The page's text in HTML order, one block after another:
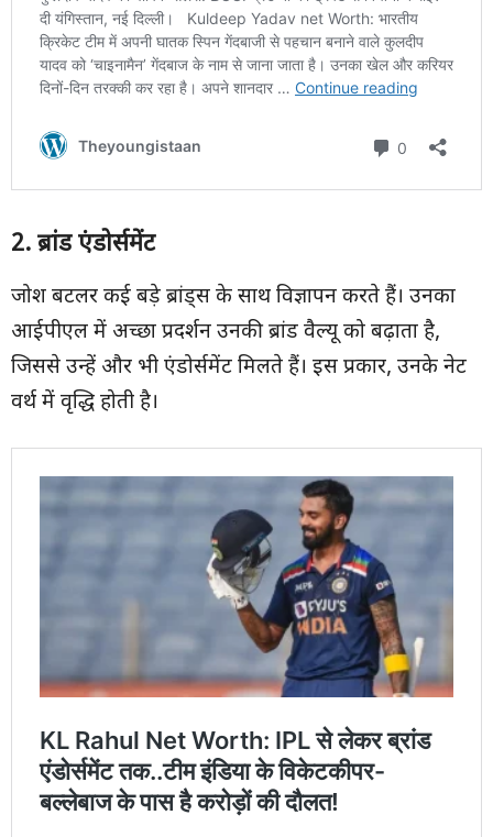
2. ब्रांड एंडोर्समेंट
जोश बटलर कई बड़े ब्रांड्स के साथ विज्ञापन करते हैं। उनका
आईपीएल में अच्छा प्रदर्शन उनकी ब्रांड वैल्यू को बढ़ाता है,
जिससे उन्हें और भी एंडोर्समेंट मिलते हैं। इस प्रकार, उनके नेट
वर्थ में वृद्धि होती है।